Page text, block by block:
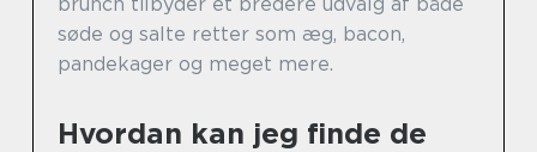
søde og salte retter som æg, bacon,
pandekager og meget mere.
Hvordan kan jeg finde de